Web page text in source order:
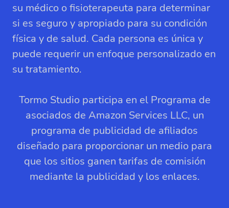
su médico o fisioterapeuta para determinar
si es seguro y apropiado para su condición
física y de salud. Cada persona es única y
puede requerir un enfoque personalizado en
su tratamiento.
Tormo Studio participa en el Programa de
asociados de Amazon Services LLC, un
programa de publicidad de afiliados
diseñado para proporcionar un medio para
que los sitios ganen tarifas de comisión
mediante la publicidad y los enlaces.